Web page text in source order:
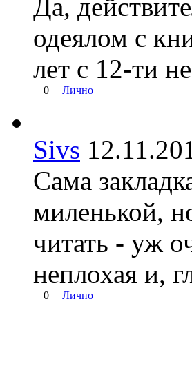
Да,
одеялом с
лет с 12-ти
0 Лично
Sivs
Сама
миленькой,
читать - уж
неплохая и,
0 Лично